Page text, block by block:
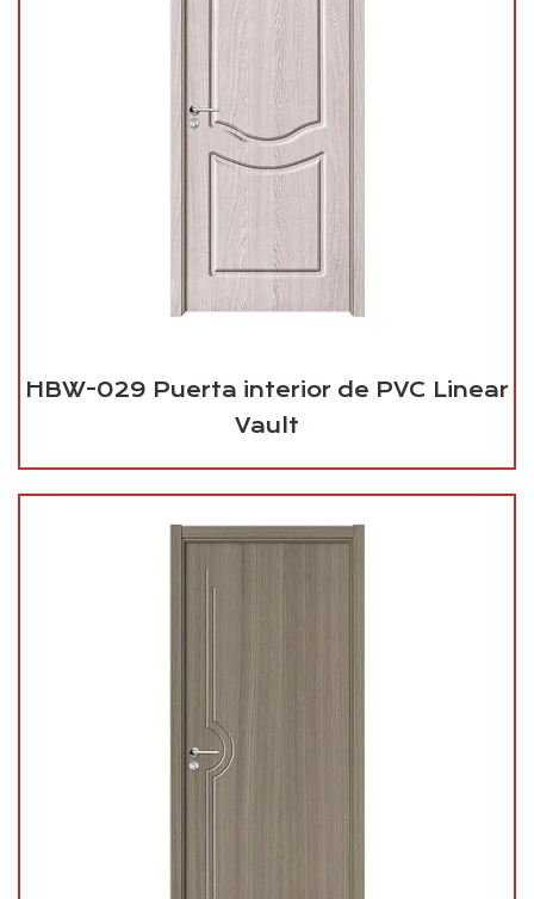
HBW-029 Puerta interior de PVC Linear
Vault